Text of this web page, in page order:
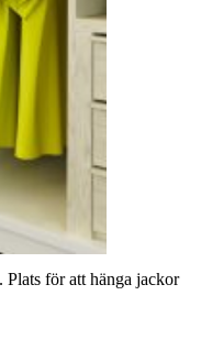
för att hänga jackor